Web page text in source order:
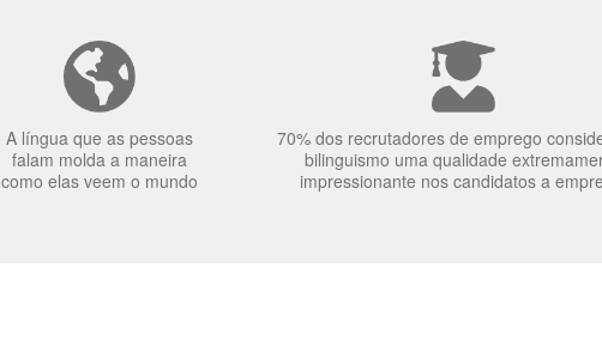
A língua que as pessoas
falam molda a maneira
como elas veem o mundo
70% dos recrutadores de emprego
bilinguismo uma qualidade
impressionante nos candidatos a